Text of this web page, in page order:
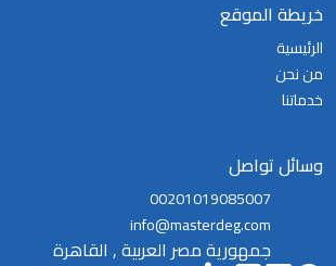
خريطة الموقع
الرئيسية
من نحن
خدماتنا
وسائل تواصل
00201019085007
info@masterdeg.com
جمهورية مصر العربية , القاهرة